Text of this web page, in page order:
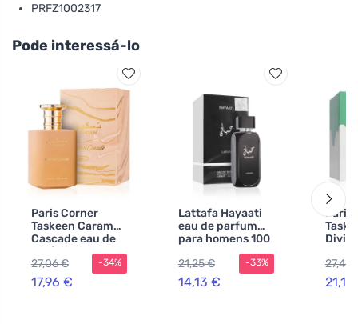
PRFZ1002317
Pode interessá-lo
Paris Corner
Taskeen Caramel
Cascade eau de
parfum para
mulheres 100 ml
27,06 €
17,96 €
-34%
Lattafa Hayaati
eau de parfum
para homens 100
21,25 €
14,13 €
-33%
Paris
100
27,49